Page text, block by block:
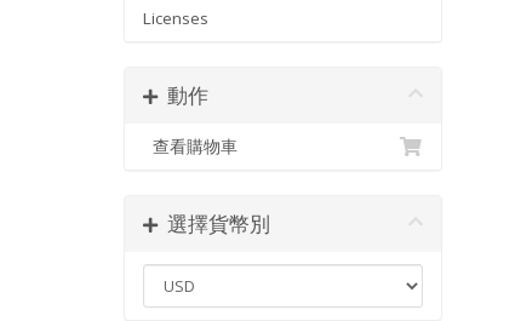
Licenses
動作
查看購物車
選擇貨幣別